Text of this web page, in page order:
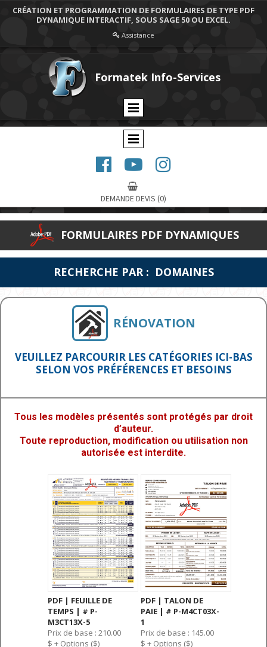
CRÉATION ET PROGRAMMATION DE FORMULAIRES DE TYPE PDF
DYNAMIQUE INTERACTIF, SOUS SAGE 50 OU EXCEL.
Assistance
Formatek Info-Services
  

DEMANDE DEVIS (0)
FORMULAIRES PDF DYNAMIQUES
RECHERCHE PAR : DOMAINES
RÉNOVATION
VEUILLEZ PARCOURIR LES CATÉGORIES ICI-BAS
SELON VOS PRÉFÉRENCES ET BESOINS
Tous les modèles présentés sont protégés par droit
d’auteur.
Toute reproduction, modification ou utilisation non
autorisée est interdite.
PDF | FEUILLE DE
TEMPS | # P-
M3CT13X-5
Prix de base : 210.00
$ + Options ($)
PDF | TALON DE
PAIE | # P-M4CT03X-
1
Prix de base : 145.00
$ + Options ($)